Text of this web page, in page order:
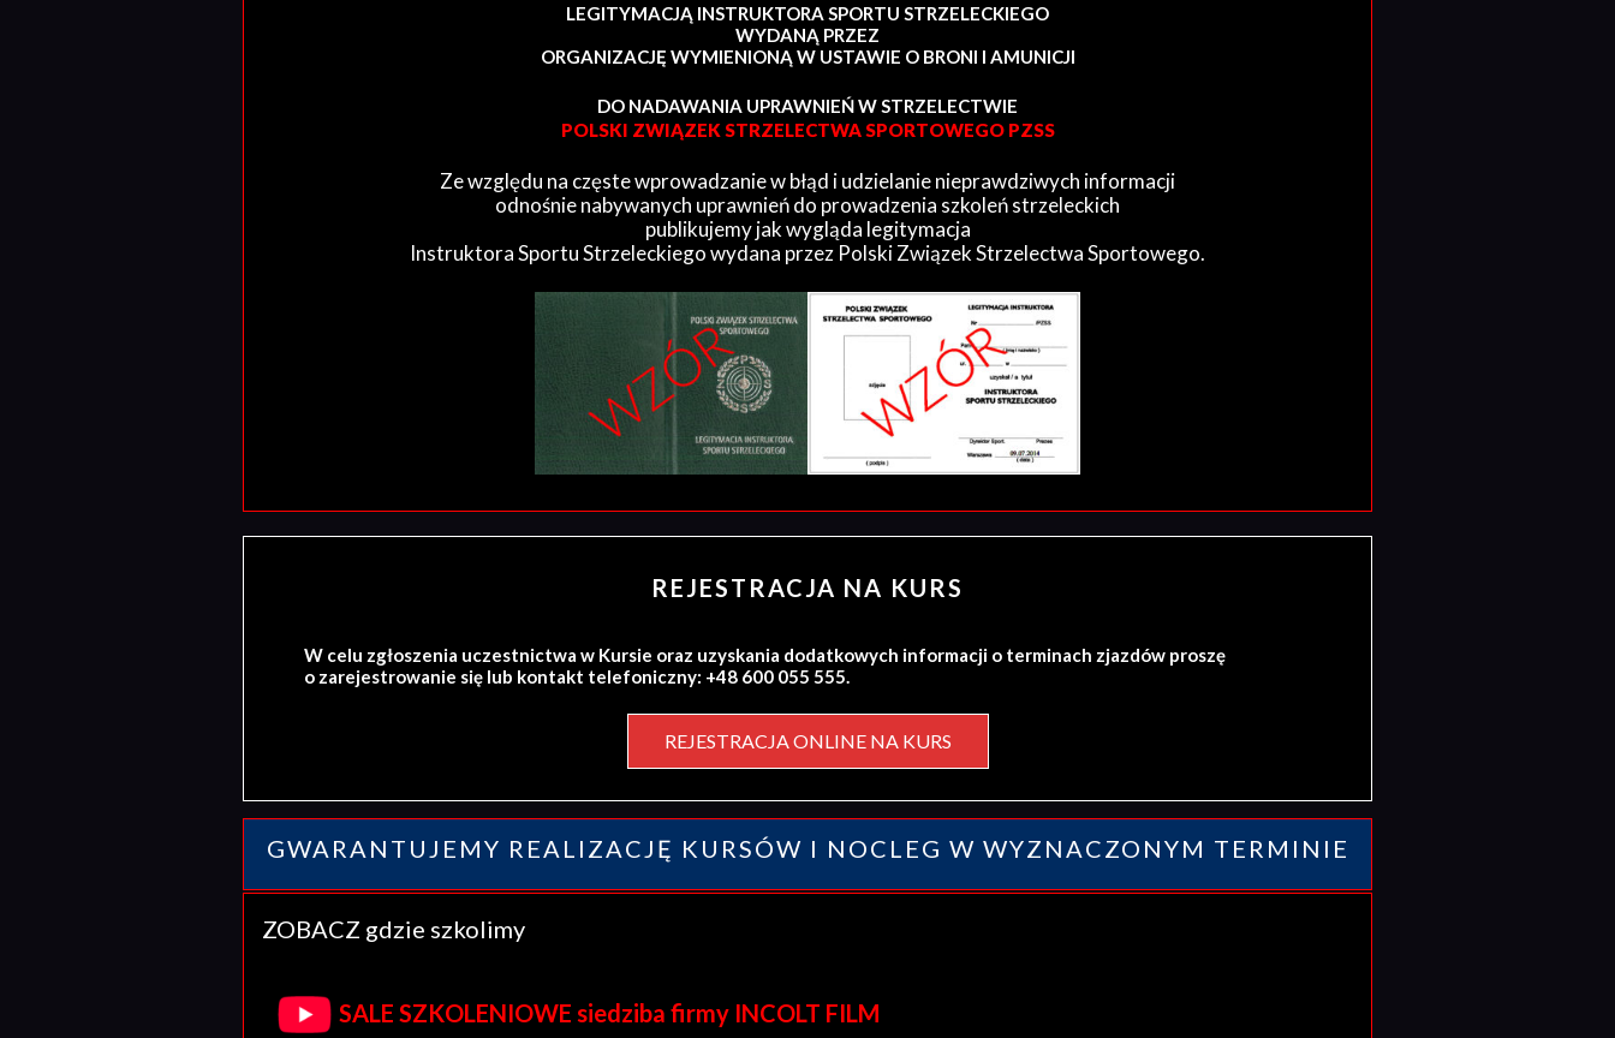
LEGITYMACJĄ INSTRUKTORA SPORTU STRZELECKIEGO
WYDANĄ PRZEZ
ORGANIZACJĘ WYMIENIONĄ W USTAWIE O BRONI I AMUNICJI
DO NADAWANIA UPRAWNIEŃ W STRZELECTWIE
POLSKI ZWIĄZEK STRZELECTWA SPORTOWEGO PZSS
Ze względu na częste wprowadzanie w błąd i udzielanie nieprawdziwych informacji
odnośnie nabywanych uprawnień do prowadzenia szkoleń strzeleckich
publikujemy jak wygląda legitymacja
Instruktora Sportu Strzeleckiego wydana przez Polski Związek Strzelectwa Sportowego.
REJESTRACJA NA KURS
W celu zgłoszenia uczestnictwa w Kursie oraz uzyskania dodatkowych informacji o terminach zjazdów proszę
o zarejestrowanie się lub kontakt telefoniczny: +48 600 055 555.
REJESTRACJA ONLINE NA KURS
GWARANTUJEMY REALIZACJĘ KURSÓW I NOCLEG W WYZNACZONYM TERMINIE
ZOBACZ gdzie szkolimy
SALE SZKOLENIOWE siedziba firmy INCOLT FILM